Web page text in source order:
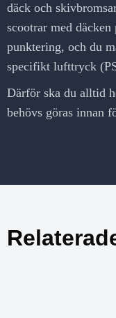
däck och
scootrar med
punktering, och du
specifikt lufttryck
Därför ska du alltid
behövs göras innan